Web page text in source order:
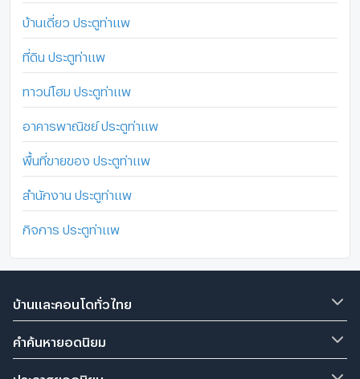
บ้านเดี่ยว ประตูท่าแพ
ที่ดิน ประตูท่าแพ
ทาวน์โฮม ประตูท่าแพ
อาคารพาณิชย์ ประตูท่าแพ
พื้นที่ขายของ ประตูท่าแพ
สำนักงาน ประตูท่าแพ
กิจการ ประตูท่าแพ
บ้านและคอนโดทั่วไทย
คำค้นหายอดนิยม